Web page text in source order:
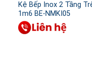
Kệ Bếp Inox 2 Tầng
1m6 BE-NMKI05